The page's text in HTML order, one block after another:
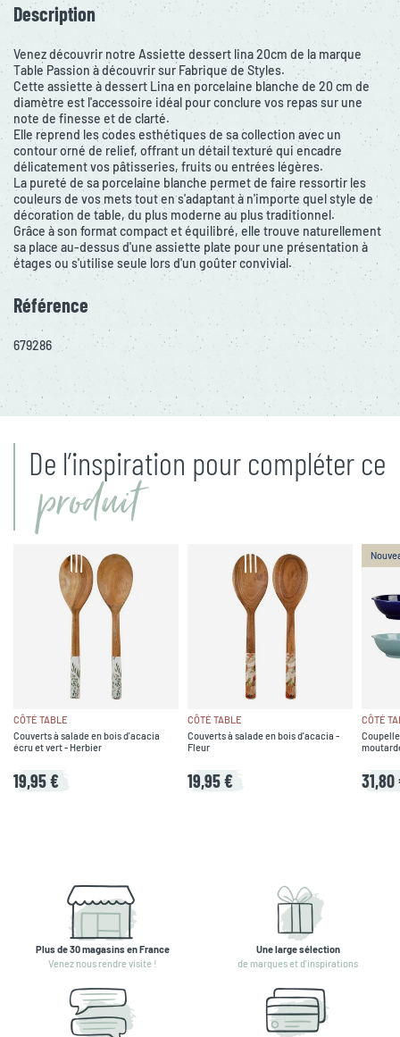
Description
Venez découvrir notre Assiette dessert lina 20cm de la marque
Table Passion à découvrir sur Fabrique de Styles.
Cette assiette à dessert Lina en porcelaine blanche de 20 cm de
diamètre est l'accessoire idéal pour conclure vos repas sur une
note de finesse et de clarté.
Elle reprend les codes esthétiques de sa collection avec un
contour orné de relief, offrant un détail texturé qui encadre
délicatement vos pâtisseries, fruits ou entrées légères.
La pureté de sa porcelaine blanche permet de faire ressortir les
couleurs de vos mets tout en s'adaptant à n'importe quel style de
décoration de table, du plus moderne au plus traditionnel.
Grâce à son format compact et équilibré, elle trouve naturellement
sa place au-dessus d'une assiette plate pour une présentation à
étages ou s'utilise seule lors d'un goûter convivial.
Référence
679286
De l’inspiration pour compléter ce
produit
CÔTÉ TABLE
Couverts à salade en bois d'acacia
écru et vert - Herbier
19,95 €
CÔTÉ TABLE
Couverts à salade en bois d'acacia -
Fleur
19,95 €
CÔTÉ
31,80
Plus de 30 magasins en France
Venez nous rendre visite !
Une large sélection
de marques et d'inspirations